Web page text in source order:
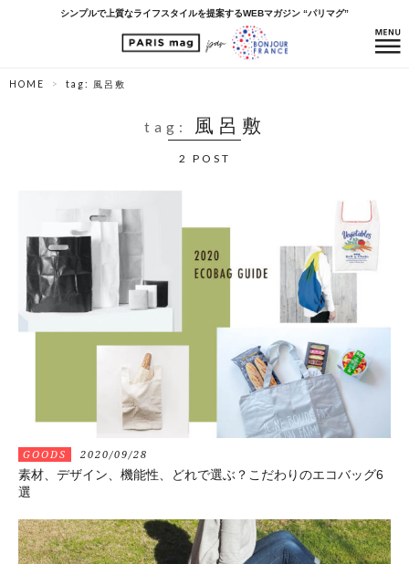
シンプルで上質なライフスタイルを提案するWEBマガジン “パリマグ”
HOME tag: 風呂敷
tag: 風呂敷
2 POST
GOODS 2020/09/28
素材、デザイン、機能性、どれで選ぶ？こだわりのエコバッグ6
選